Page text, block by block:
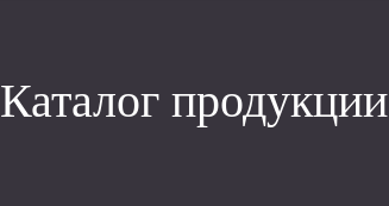
Каталог продукции